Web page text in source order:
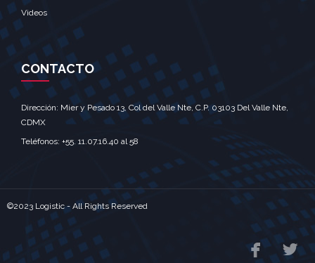
Videos
CONTACTO
Dirección: Mier y Pesado 13, Col del Valle Nte, C.P. 03103 Del Valle Nte,
CDMX‎
Teléfonos: +55. 11.07.16.40 al 58‎
©2023 Logistic - All Rights Reserved
 